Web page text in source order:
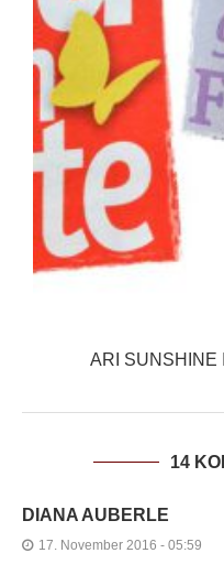
ARI SUNSHINE
14
DIANA AUBERLE
17. November 2016 - 05:59